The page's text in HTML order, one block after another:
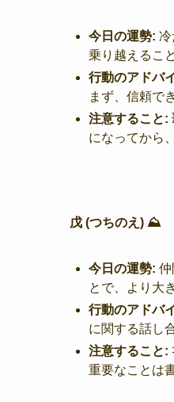
今日の運勢: 冷
乗り越えるこ
行動のアドバ
まず、信頼で
注意すること:
になってから
戊 (つちのえ) ⛰️
今日の運勢: 仲
とで、より大
行動のアドバ
に関する話し
注意すること:
重要なことは